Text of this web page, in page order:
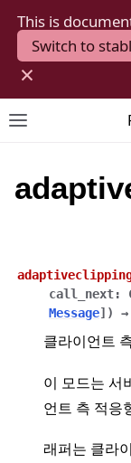
This is
Switch to
×
Toggle site
call_next:
Message] ) →
클라이언트
이 모드는 서
언트 측 적응
래퍼는 클라